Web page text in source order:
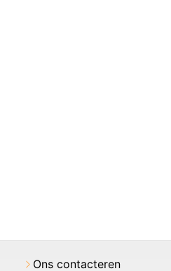
Ons contacteren